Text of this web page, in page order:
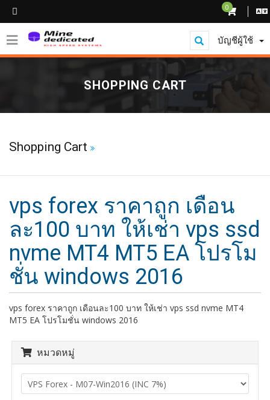
0
บัญชีผู้ใช้
SHOPPING CART
Shopping Cart
vps forex ราคาถูก เดือน
ละ100 บาท ให้เช่า vps ssd
nvme MT4 MT5 EA โปรโม
ชั่น windows 2016
vps forex ราคาถูก เดือนละ100 บาท ให้เช่า vps ssd nvme MT4
MT5 EA โปรโมชั่น windows 2016
หมวดหมู่